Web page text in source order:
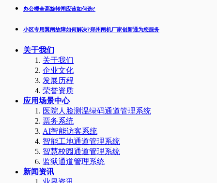
办公楼全高旋转闸应该如何选?
小区专用翼闸故障如何解决?郑州闸机厂家创新通为您服务
关于我们
关于我们
企业文化
发展历程
荣誉资质
应用场景中心
医院人脸测温绿码通道管理系统
票务系统
AI智能访客系统
智能工地通道管理系统
智慧校园通道管理系统
监狱通道管理系统
新闻资讯